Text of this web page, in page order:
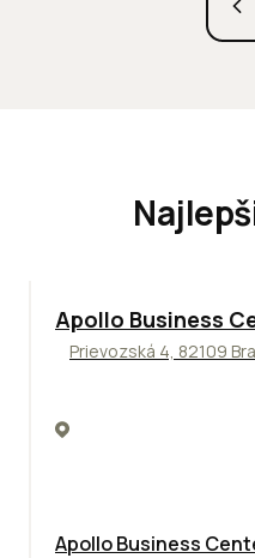
TOP NOVINKA
Apollo Business
Prievozská 4, 82109
Apollo Business